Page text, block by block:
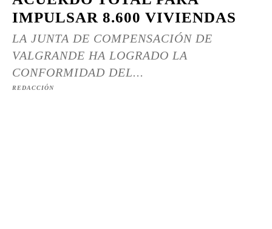
IMPULSAR 8.600 VIVIENDAS
LA JUNTA DE COMPENSACIÓN DE
VALGRANDE HA LOGRADO LA
CONFORMIDAD DEL...
REDACCIÓN